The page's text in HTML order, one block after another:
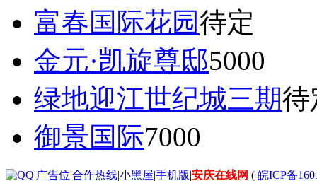
富春国际花园待定
金元·凯旋尊邸5000
绿地迎江世纪城三期待
御景国际7000
|广告位|合作热线|小黑屋|手机版|安庆在线网 ( 皖ICP备